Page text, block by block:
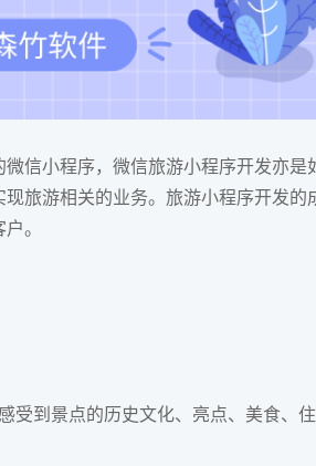
信小程序，微信旅游小程序开发亦是
旅游相关的业务。旅游小程序开发的
。
受到景点的历史文化、亮点、美食、住